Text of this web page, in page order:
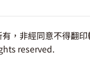
，非經同意不得翻
reserved.